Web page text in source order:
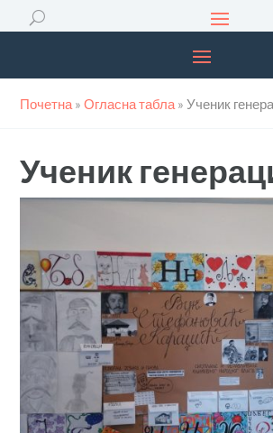
Почетна »Огласна табла »Ученик
Ученик